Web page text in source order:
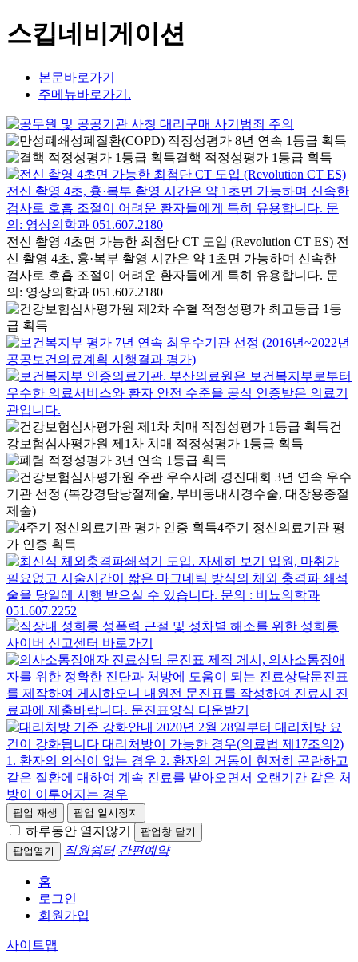
스킵네비게이션
본문바로가기
주메뉴바로가기.
결핵 적정성평가 1등급 획득
전신 촬영 4초면 가능한 최첨단 CT 도입 (Revolution CT ES) 전
신 촬영 4초, 흉·복부 촬영 시간은 약 1초면 가능하며 신속한
검사로 호흡 조절이 어려운 환자들에게 특히 유용합니다. 문
의: 영상의학과 051.607.2180
건
강보험심사평가원 제1차 치매 적정성평가 1등급 획득
4주기 정신의료기관 평
가 인증 획득
팝업 재생 팝업 일시정지
하루동안 열지않기
팝업창 닫기
팝업열기
직원쉼터 간편예약
홈
로그인
회원가입
사이트맵